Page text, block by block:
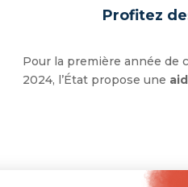
Profitez
Pour la première année de
2024, l’État propose une